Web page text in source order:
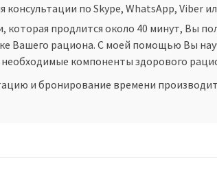
консультации по Skype, WhatsApp, Viber
которая продлится около 40 минут, Вы
Вашего рациона. С моей помощью Вы
компоненты здорового
и бронирование времени